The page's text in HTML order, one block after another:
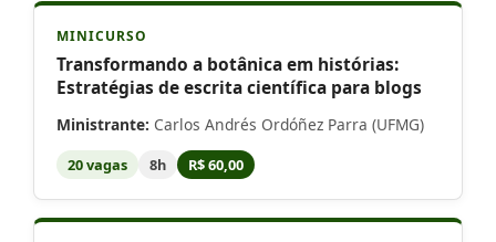
MINICURSO
Transformando a botânica em histórias:
Estratégias de escrita científica para blogs
Ministrante: Carlos Andrés Ordóñez Parra (UFMG)
20 vagas 8h R$ 60,00